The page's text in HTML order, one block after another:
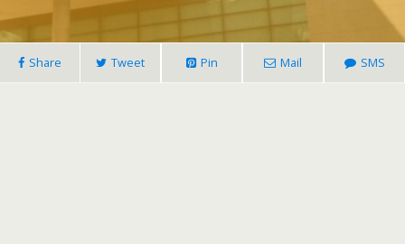
Share Tweet Pin Mail SMS